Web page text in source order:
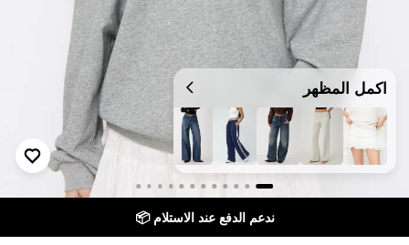
اكمل المظهر
ندعم الدفع عند الاستلام 📦